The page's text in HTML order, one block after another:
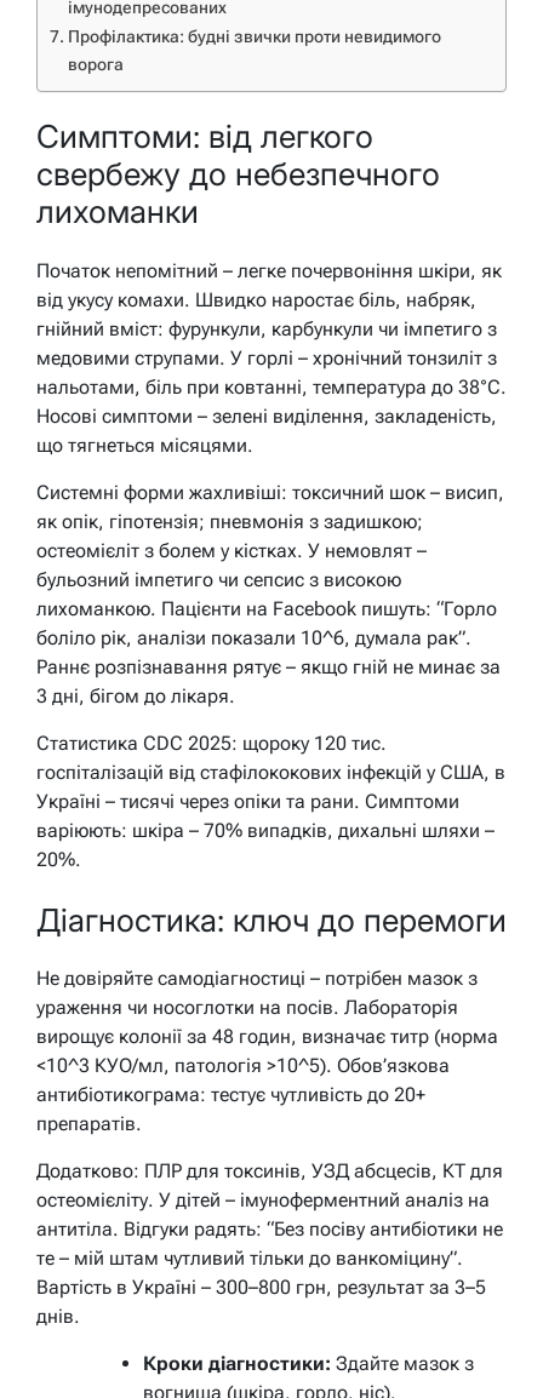
імунодепресованих
Профілактика: будні звички проти невидимого
ворога
Симптоми: від легкого
свербежу до небезпечного
лихоманки
Початок непомітний – легке почервоніння шкіри, як
від укусу комахи. Швидко наростає біль, набряк,
гнійний вміст: фурункули, карбункули чи імпетиго з
медовими струпами. У горлі – хронічний тонзиліт з
нальотами, біль при ковтанні, температура до 38°C.
Носові симптоми – зелені виділення, закладеність,
що тягнеться місяцями.
Системні форми жахливіші: токсичний шок – висип,
як опік, гіпотензія; пневмонія з задишкою;
остеомієліт з болем у кістках. У немовлят –
бульозний імпетиго чи сепсис з високою
лихоманкою. Пацієнти на Facebook пишуть: “Горло
боліло рік, аналізи показали 10^6, думала рак”.
Раннє розпізнавання рятує – якщо гній не минає за
3 дні, бігом до лікаря.
Статистика CDC 2025: щороку 120 тис.
госпіталізацій від стафілококових інфекцій у США, в
Україні – тисячі через опіки та рани. Симптоми
варіюють: шкіра – 70% випадків, дихальні шляхи –
20%.
Діагностика: ключ до перемоги
Не довіряйте самодіагностиці – потрібен мазок з
ураження чи носоглотки на посів. Лабораторія
вирощує колонії за 48 годин, визначає титр (норма
<10^3 КУО/мл, патологія >10^5). Обов’язкова
антибіотикограма: тестує чутливість до 20+
препаратів.
Додатково: ПЛР для токсинів, УЗД абсцесів, КТ для
остеомієліту. У дітей – імуноферментний аналіз на
антитіла. Відгуки радять: “Без посіву антибіотики не
те – мій штам чутливий тільки до ванкоміцину”.
Вартість в Україні – 300–800 грн, результат за 3–5
днів.
Кроки діагностики: Здайте мазок з
вогнища (шкіра, горло, ніс).